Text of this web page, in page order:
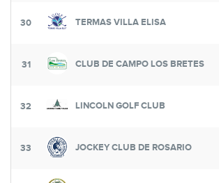
30 TERMAS VILLA ELISA
31 CLUB DE CAMPO LOS BRETES
32 LINCOLN GOLF CLUB
33 JOCKEY CLUB DE ROSARIO